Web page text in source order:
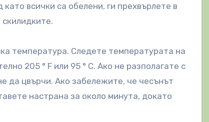
всички са обелени, ги прехвърлете в
температура. Следете температурата на
205 ° F или 95 ° C. Ако не разполагате с
да цвърчи. Ако забележите, че чесънът
настрана за около минута, докато